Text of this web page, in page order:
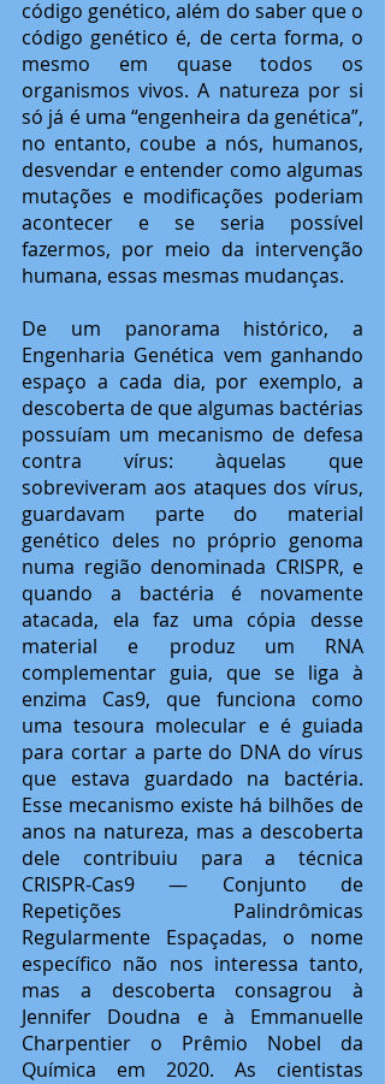
código genético, além do saber que o
código genético é, de certa forma, o
mesmo em quase todos os
organismos vivos. A natureza por si
só já é uma “engenheira da genética”,
no entanto, coube a nós, humanos,
desvendar e entender como algumas
mutações e modificações poderiam
acontecer e se seria possível
fazermos, por meio da intervenção
humana, essas mesmas mudanças.
De um panorama histórico, a
Engenharia Genética vem ganhando
espaço a cada dia, por exemplo, a
descoberta de que algumas bactérias
possuíam um mecanismo de defesa
contra vírus: àquelas que
sobreviveram aos ataques dos vírus,
guardavam parte do material
genético deles no próprio genoma
numa região denominada CRISPR, e
quando a bactéria é novamente
atacada, ela faz uma cópia desse
material e produz um RNA
complementar guia, que se liga à
enzima Cas9, que funciona como
uma tesoura molecular e é guiada
para cortar a parte do DNA do vírus
que estava guardado na bactéria.
Esse mecanismo existe há bilhões de
anos na natureza, mas a descoberta
dele contribuiu para a técnica
CRISPR-Cas9 — Conjunto de
Repetições Palindrômicas
Regularmente Espaçadas, o nome
específico não nos interessa tanto,
mas a descoberta consagrou à
Jennifer Doudna e à Emmanuelle
Charpentier o Prêmio Nobel da
Química em 2020. As cientistas